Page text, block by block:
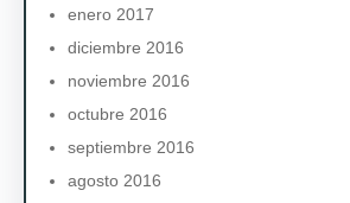
enero 2017
diciembre 2016
noviembre 2016
octubre 2016
septiembre 2016
agosto 2016